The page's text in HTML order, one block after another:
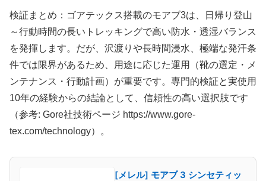
検証まとめ：ゴアテックス搭載のモアブ3は、日帰り登山
～行動時間の長いトレッキングで高い防水・透湿バランス
を発揮します。だが、沢渡りや長時間浸水、極端な発汗条
件では限界があるため、用途に応じた運用（靴の選定・メ
ンテナンス・行動計画）が重要です。専門的検証と実使用
10年の経験からの結論として、信頼性の高い選択肢です
（参考: Gore社技術ページ https://www.gore-
tex.com/technology）。
[メレル] モアブ 3 シンセティッ